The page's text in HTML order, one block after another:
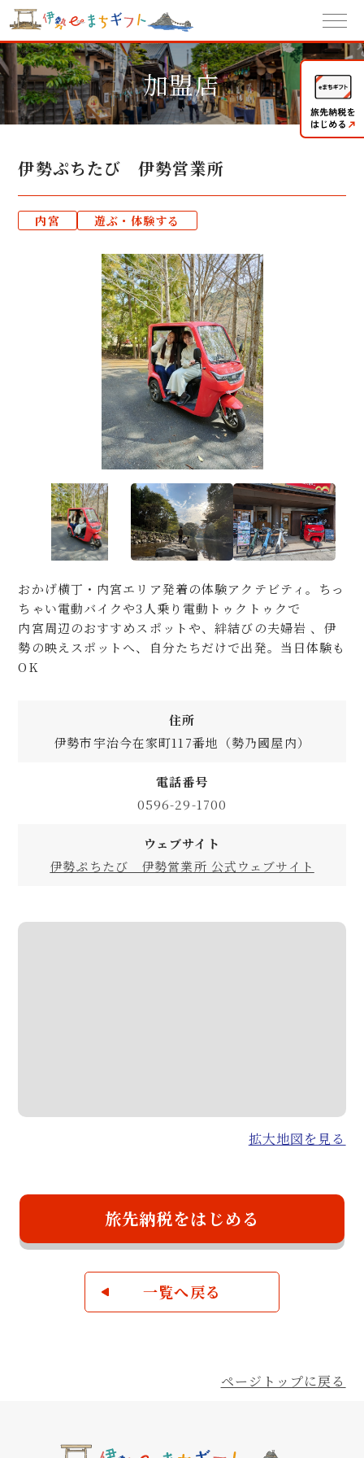
加盟店
伊勢ぷちたび 伊勢営業所
内宮 遊ぶ・体験する
おかげ横丁・内宮エリア発着の体験アクテビティ。ちっ
ちゃい電動バイクや3人乗り電動トゥクトゥクで
内宮周辺のおすすめスポットや、絆結びの夫婦岩 、伊
勢の映えスポットへ、自分たちだけで出発。当日体験も
OK
住所
伊勢市宇治今在家町117番地（勢乃國屋内）
電話番号
0596-29-1700
ウェブサイト
伊勢ぷちたび 伊勢営業所 公式ウェブサイト
拡大地図を見る
旅先納税をはじめる
一覧へ戻る
ページトップに戻る